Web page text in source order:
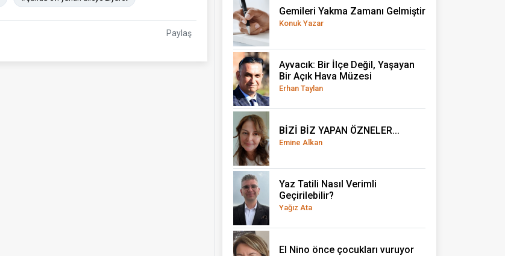
Paylaş
Gemileri Yakma Zamanı Gelmiştir
Konuk Yazar
Ayvacık: Bir İlçe Değil, Yaşayan
Bir Açık Hava Müzesi
Erhan Taylan
BİZİ BİZ YAPAN ÖZNELER...
Emine Alkan
Yaz Tatili Nasıl Verimli
Geçirilebilir?
Yağız Ata
El Nino önce çocukları vuruyor